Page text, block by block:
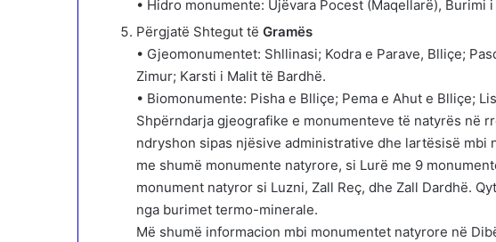
• Hidro monumente: Ujëvara Pocest (Maqellarë), Burimi
Përgjatë Shtegut të Gramës
• Gjeomonumentet: Shllinasi; Kodra e Parave, Blliçe;
Zimur; Karsti i Malit të Bardhë.
• Biomonumente: Pisha e Blliçe; Pema e Ahut e Blliçe;
Shpërndarja gjeografike e monumenteve të natyrës në
ndryshon sipas njësive administrative dhe lartësisë mbi
me shumë monumente natyrore, si Lurë me 9
monument natyror si Luzni, Zall Reç, dhe Zall Dardhë.
nga burimet termo-minerale.
Më shumë informacion mbi monumentet natyrore në